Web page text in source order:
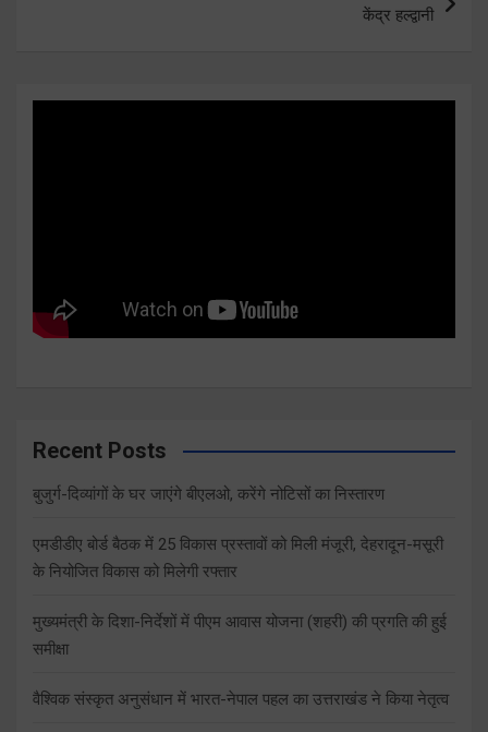
केंद्र हल्द्वानी
Recent Posts
बुजुर्ग-दिव्यांगों के घर जाएंगे बीएलओ, करेंगे नोटिसों का निस्तारण
एमडीडीए बोर्ड बैठक में 25 विकास प्रस्तावों को मिली मंजूरी, देहरादून-मसूरी
के नियोजित विकास को मिलेगी रफ्तार
मुख्यमंत्री के दिशा-निर्देशों में पीएम आवास योजना (शहरी) की प्रगति की हुई
समीक्षा
वैश्विक संस्कृत अनुसंधान में भारत-नेपाल पहल का उत्तराखंड ने किया नेतृत्व